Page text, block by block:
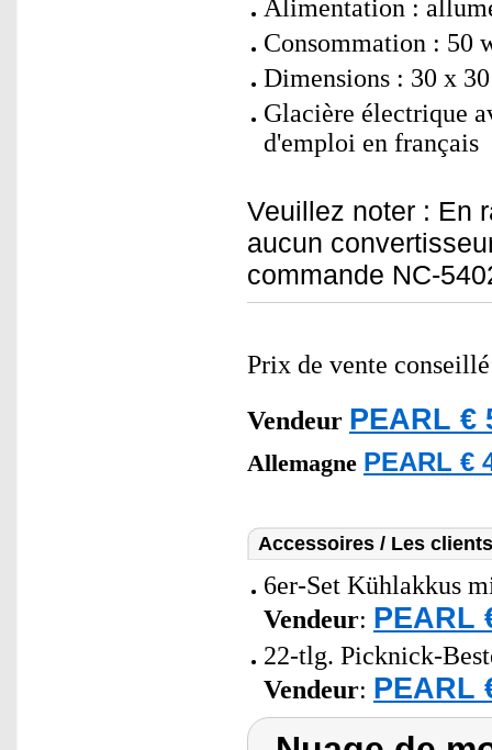
Alimentation :
Consommation : 50
Dimensions : 30 x
Glacière électrique
d'emploi en français
Veuillez noter : En
aucun
commande NC-
Prix de vente
Vendeur PEARL €
Allemagne PEARL €
Accessoires / Les
6er-Set Kühlakkus
Vendeur: PEARL
22-tlg. Picknick-
Vendeur: PEARL